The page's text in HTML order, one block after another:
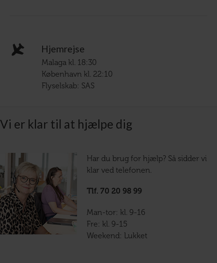
Hjemrejse
Malaga kl. 18:30
København kl. 22:10
Flyselskab: SAS
Vi er klar til at hjælpe dig
Har du brug for hjælp? Så sidder vi
klar ved telefonen.
Tlf. 70 20 98 99
Man-tor: kl. 9-16
Fre: kl. 9-15
Weekend: Lukket